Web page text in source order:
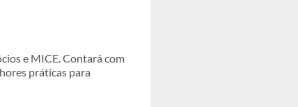
e MICE. Contará com
práticas para